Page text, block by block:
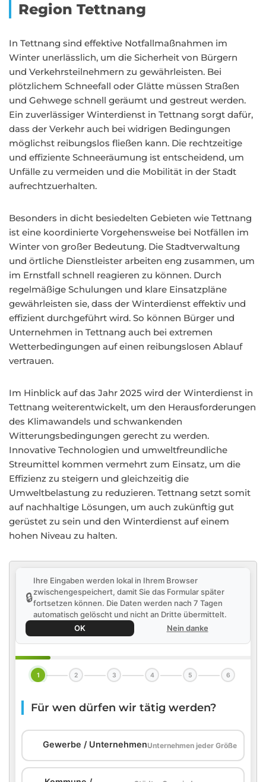
Region Tettnang
In Tettnang sind effektive Notfallmaßnahmen im
Winter unerlässlich, um die Sicherheit von Bürgern
und Verkehrsteilnehmern zu gewährleisten. Bei
plötzlichem Schneefall oder Glätte müssen Straßen
und Gehwege schnell geräumt und gestreut werden.
Ein zuverlässiger Winterdienst in Tettnang sorgt dafür,
dass der Verkehr auch bei widrigen Bedingungen
möglichst reibungslos fließen kann. Die rechtzeitige
und effiziente Schneeräumung ist entscheidend, um
Unfälle zu vermeiden und die Mobilität in der Stadt
aufrechtzuerhalten.
Besonders in dicht besiedelten Gebieten wie Tettnang
ist eine koordinierte Vorgehensweise bei Notfällen im
Winter von großer Bedeutung. Die Stadtverwaltung
und örtliche Dienstleister arbeiten eng zusammen, um
im Ernstfall schnell reagieren zu können. Durch
regelmäßige Schulungen und klare Einsatzpläne
gewährleisten sie, dass der Winterdienst effektiv und
effizient durchgeführt wird. So können Bürger und
Unternehmen in Tettnang auch bei extremen
Wetterbedingungen auf einen reibungslosen Ablauf
vertrauen.
Im Hinblick auf das Jahr 2025 wird der Winterdienst in
Tettnang weiterentwickelt, um den Herausforderungen
des Klimawandels und schwankenden
Witterungsbedingungen gerecht zu werden.
Innovative Technologien und umweltfreundliche
Streumittel kommen vermehrt zum Einsatz, um die
Effizienz zu steigern und gleichzeitig die
Umweltbelastung zu reduzieren. Tettnang setzt somit
auf nachhaltige Lösungen, um auch zukünftig gut
gerüstet zu sein und den Winterdienst auf einem
hohen Niveau zu halten.
🔒
Ihre Eingaben werden lokal in Ihrem Browser
zwischengespeichert, damit Sie das Formular später
fortsetzen können. Die Daten werden nach 7 Tagen
automatisch gelöscht und nicht an Dritte übermittelt.
OK
Nein danke
1 2 3 4 5 6
Für wen dürfen wir tätig werden?
Gewerbe / UnternehmenUnternehmen jeder Größe